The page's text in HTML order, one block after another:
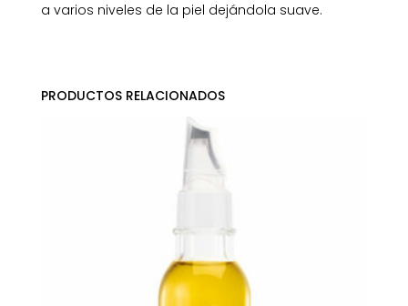
a varios niveles de la piel dejándola suave.
PRODUCTOS RELACIONADOS